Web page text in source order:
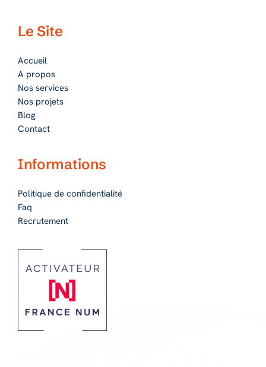
Le Site
Accueil
A propos
Nos services
Nos projets
Blog
Contact
Informations
Politique de confidentialité
Faq
Recrutement